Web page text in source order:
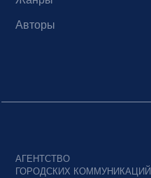
Авторы
АГЕНТСТВО
ГОРОДСКИХ КОММУНИКАЦИЙ